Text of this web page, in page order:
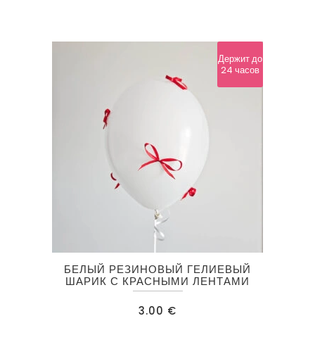
БЕЛЫЙ РЕЗИНОВЫЙ ГЕЛИЕВЫЙ
ШАРИК С КРАСНЫМИ ЛЕНТАМИ
3.00 €
Держит до
24 часов